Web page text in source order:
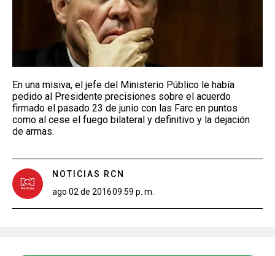
En una misiva, el jefe del Ministerio Público le había
pedido al Presidente precisiones sobre el acuerdo
firmado el pasado 23 de junio con las Farc en puntos
como al cese el fuego bilateral y definitivo y la dejación
de armas.
NOTICIAS RCN
ago 02 de 201609:59 p. m.